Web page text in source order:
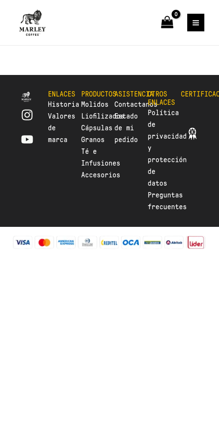
contenido
I
n
s
t
Y
o
u
t
ENLACES
Historia
Valores
de
marca
PRODUCTOS
Molidos
Liofilizados
Cápsulas
Granos
Té e
Infusiones
Accesorios
ASISTENCIA
Contactanos
Estado
de mi
pedido
OTROS
ENLACES
Política
de
privacidad
y
protección
de
datos
Preguntas
frecuentes